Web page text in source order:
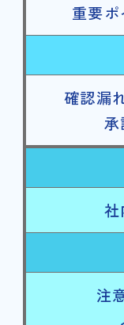
重要
確認漏
注